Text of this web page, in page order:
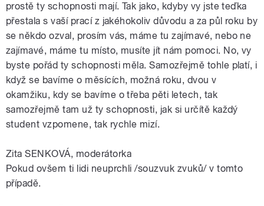
prostě ty schopnosti mají. Tak jako, kdyby vy jste teďka
přestala s vaší prací z jakéhokoliv důvodu a za půl roku by
se někdo ozval, prosím vás, máme tu zajímavé, nebo ne
zajímavé, máme tu místo, musíte jít nám pomoci. No, vy
byste pořád ty schopnosti měla. Samozřejmě tohle platí, i
když se bavíme o měsících, možná roku, dvou v
okamžiku, kdy se bavíme o třeba pěti letech, tak
samozřejmě tam už ty schopnosti, jak si určítě každý
student vzpomene, tak rychle mizí.
Zita SENKOVÁ, moderátorka
Pokud ovšem ti lidi neuprchli /souzvuk zvuků/ v tomto
případě.